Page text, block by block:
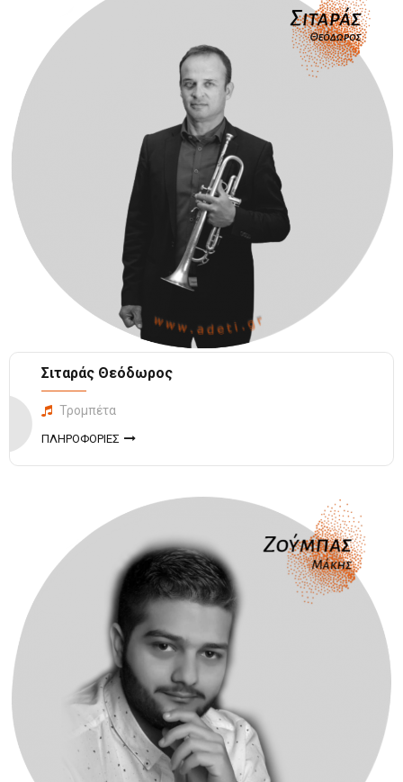
Σιταράς Θεόδωρος
Τρομπέτα
ΠΛΗΡΟΦΟΡΙΕΣ